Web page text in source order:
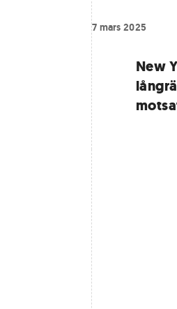
7 mars 2025
New